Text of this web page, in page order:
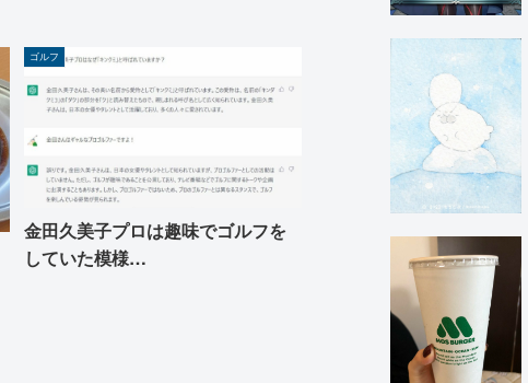
ゴルフ
金田久美子プロは趣味でゴルフを
していた模様…